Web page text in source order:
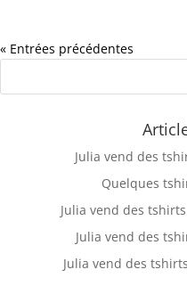
« Entrées précédentes
Julia vend des
Quelques
Julia vend des
Julia vend des
Julia vend des